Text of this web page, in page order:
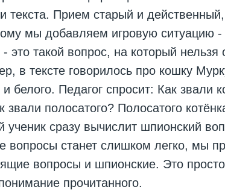
текста. Прием старый и
мы добавляем игровую ситуацию -
такой вопрос, на который нельзя
в тексте говорилось про кошку
белого. Педагог спросит: Как звали
звали полосатого? Полосатого
ученик сразу вычислит шпионский
вопросы станет слишком легко, мы
вопросы и шпионские. Это
прочитанного.